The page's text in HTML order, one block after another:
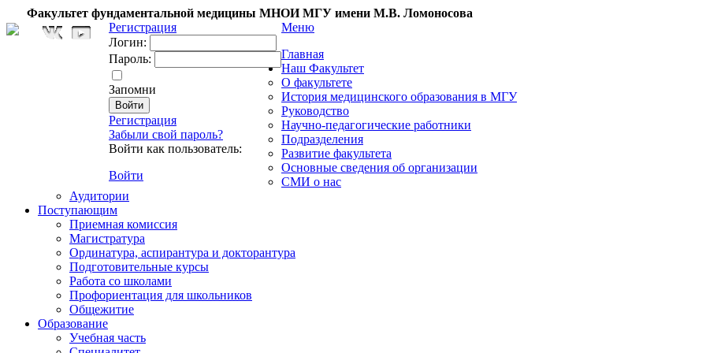
Факультет фундаментальной медицины МНОИ МГУ имени М.В. Ломоносова
Регистрация
Логин:
Пароль:
Запомни
Регистрация
Забыли свой пароль?
Войти как пользователь:
Войти
Меню
Главная
Наш Факультет
О факультете
История медицинского образования в МГУ
Руководство
Научно-педагогические работники
Подразделения
Развитие факультета
Основные сведения об организации
СМИ о нас
Аудитории
Поступающим
Приемная комиссия
Магистратура
Ординатура, аспирантура и докторантура
Подготовительные курсы
Работа со школами
Профориентация для школьников
Общежитие
Образование
Учебная часть